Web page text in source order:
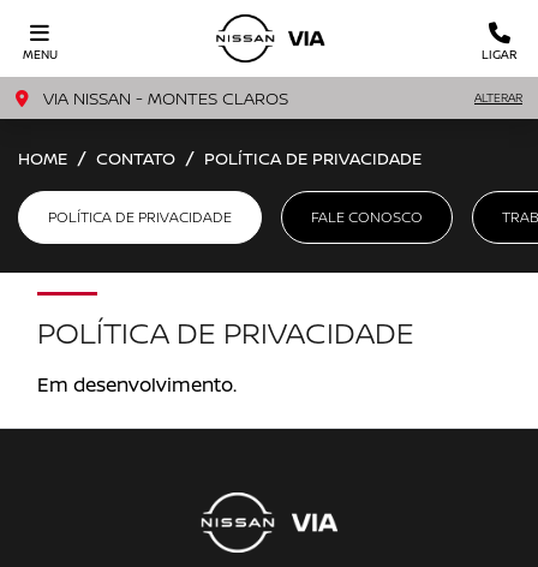
MENU LIGAR
VIA NISSAN - MONTES CLAROS ALTERAR
HOME CONTATO POLÍTICA DE PRIVACIDADE
FALE CONOSCO
POLÍTICA DE PRIVACIDADE
POLÍTICA DE PRIVACIDADE
Em desenvolvimento.